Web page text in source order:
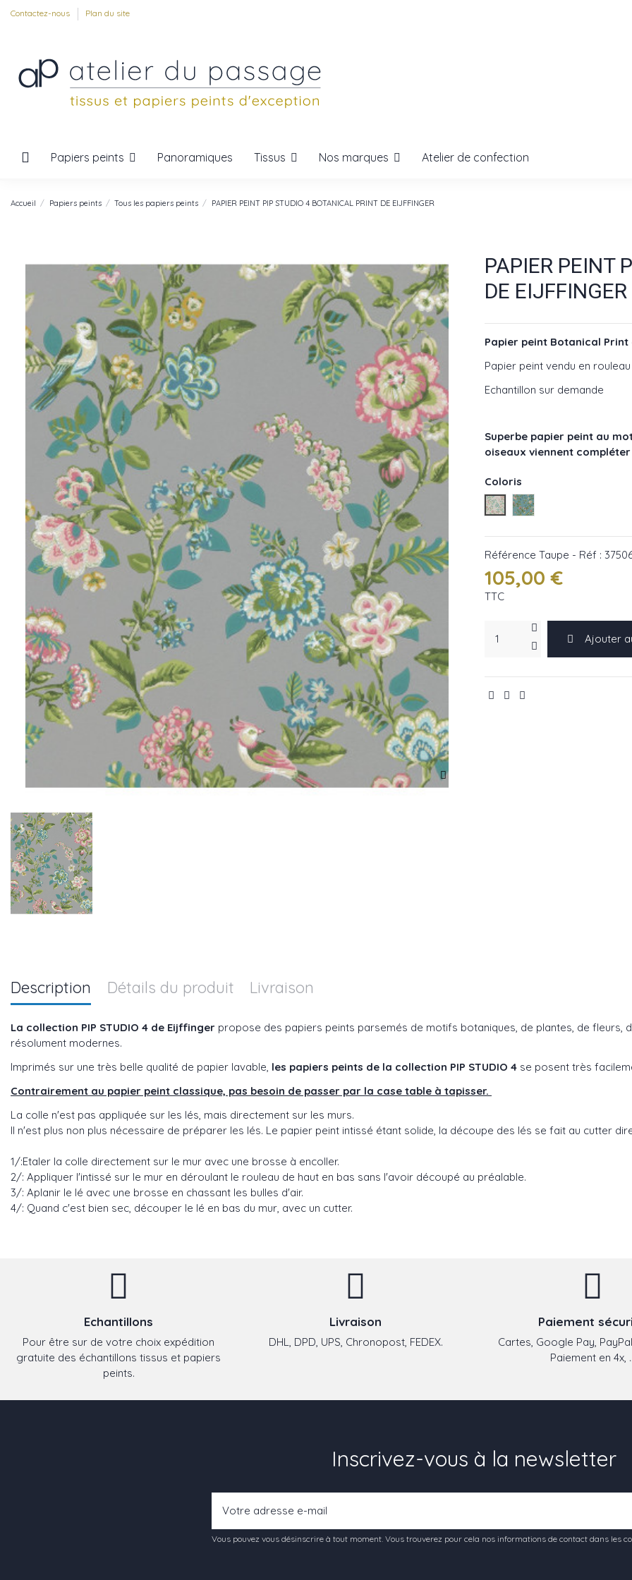
Contactez-nous Plan du site
Papiers peints Panoramiques Tissus Nos marques Atelier de confection
Accueil Papiers peints Tous les papiers peints PAPIER PEINT PIP STUDIO 4 BOTANICAL PRINT DE EIJFFINGER
PAPIER PEINT
DE EIJFFINGER
Papier peint Botanical Print
Papier peint vendu en rouleau
Echantillon sur demande
Superbe papier peint au
oiseaux viennent
Coloris
Taupe - Réf : 375060
Turquoise - Réf :
Référence Taupe - Réf :
105,00 €
TTC
Ajouter
Description Détails du produit Livraison
La collection PIP STUDIO 4 de Eijffinger propose des papiers peints parsemés de motifs botaniques, de plantes, de fleurs,
résolument modernes.
Imprimés sur une très belle qualité de papier lavable, les papiers peints de la collection PIP STUDIO 4 se posent très
Contrairement au papier peint classique, pas besoin de passer par la case table à tapisser.
La colle n'est pas appliquée sur les lés, mais directement sur les murs.
Il n'est plus non plus nécessaire de préparer les lés. Le papier peint intissé étant solide, la découpe des lés se fait au cutter
1/:Etaler la colle directement sur le mur avec une brosse à encoller.
2/: Appliquer l'intissé sur le mur en déroulant le rouleau de haut en bas sans l'avoir découpé au préalable.
3/: Aplanir le lé avec une brosse en chassant les bulles d'air.
4/: Quand c'est bien sec, découper le lé en bas du mur, avec un cutter.
Echantillons
Pour être sur de votre choix expédition
gratuite des échantillons tissus et papiers
peints.
Livraison
DHL, DPD, UPS, Chronopost, FEDEX.
Paiement
Cartes, Google Pay,
Paiement en 4x,
Inscrivez-vous à la newsletter
Vous pouvez vous désinscrire à tout moment. Vous trouverez pour cela nos informations de contact dans les